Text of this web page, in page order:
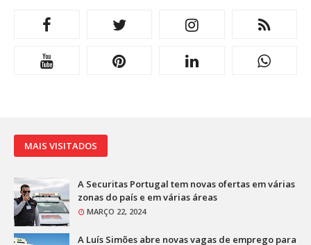
MAIS VISITADOS
A Securitas Portugal tem novas ofertas em várias
zonas do país e em várias áreas
MARÇO 22, 2024
A Luís Simões abre novas vagas de emprego para